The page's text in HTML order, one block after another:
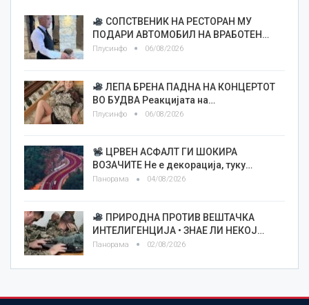
СОПСТВЕНИК НА РЕСТОРАН МУ
ПОДАРИ АВТОМОБИЛ НА ВРАБОТЕН…
Плусинфо 06/08/2026
ЛЕПА БРЕНА ПАДНА НА КОНЦЕРТОТ
ВО БУДВА Реакцијата на…
Плусинфо 06/08/2026
ЦРВЕН АСФАЛТ ГИ ШОКИРА
ВОЗАЧИТЕ Не е декорација, туку…
Панорама 04/08/2026
ПРИРОДНА ПРОТИВ ВЕШТАЧКА
ИНТЕЛИГЕНЦИЈА • ЗНАЕ ЛИ НЕКОЈ…
Панорама 02/08/2026